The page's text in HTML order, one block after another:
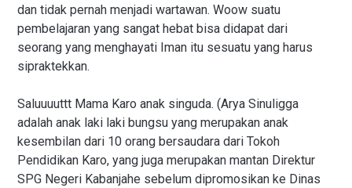
dan tidak pernah menjadi wartawan. Woow suatu
pembelajaran yang sangat hebat bisa didapat dari
seorang yang menghayati Iman itu sesuatu yang harus
sipraktekkan.
Saluuuuttt Mama Karo anak singuda. (Arya Sinuligga
adalah anak laki laki bungsu yang merupakan anak
kesembilan dari 10 orang bersaudara dari Tokoh
Pendidikan Karo, yang juga merupakan mantan Direktur
SPG Negeri Kabanjahe sebelum dipromosikan ke Dinas